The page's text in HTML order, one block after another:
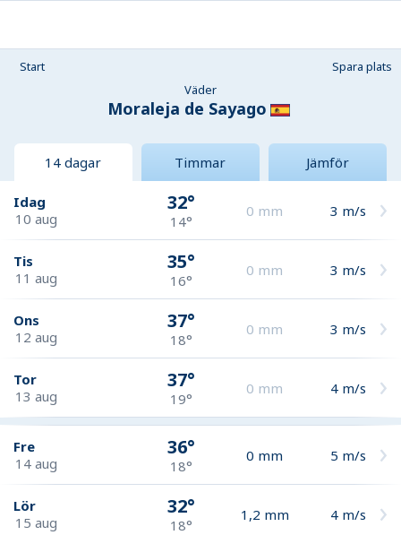
Start
Spara plats
Väder
Moraleja de Sayago
14 dagar Timmar Jämför
Idag
10 aug
32°
14°
0 mm 3 m/s
Tis
11 aug
35°
16°
0 mm 3 m/s
Ons
12 aug
37°
18°
0 mm 3 m/s
Tor
13 aug
37°
19°
0 mm 4 m/s
Fre
14 aug
36°
18°
0 mm 5 m/s
Lör
15 aug
32°
18°
1,2 mm 4 m/s